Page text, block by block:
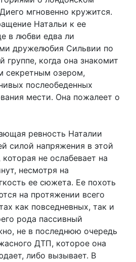
мгновенно кружится.
Натальи к ее
в любви едва ли
дружелюбия Сильвии по
группе, когда она знакомит
секретным озером,
послеобеденных
мести. Она пожалеет о
ревность Наталии
силой напряжения в этой
не ослабевает на
несмотря на
ее сюжета. Ее похоть
на протяжении всего
как повседневных, так и
рода пассивный
не в последнюю очередь
ДТП, которое она
либо вызывает. В